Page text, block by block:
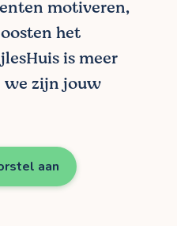
motiveren,
het
is meer
we zijn jouw
aan